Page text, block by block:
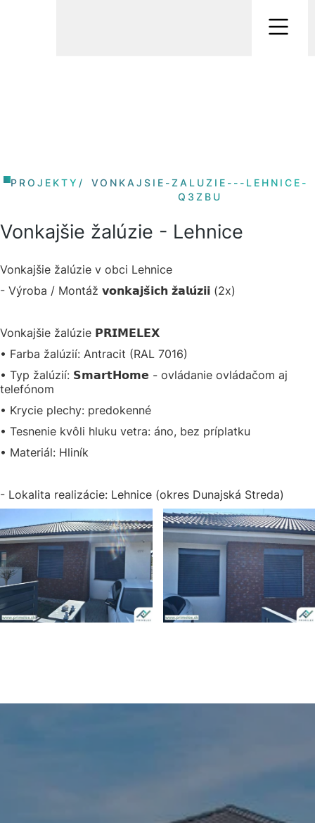
PROJEKTY /
VONKAJSIE-ZALUZIE---LEHNICE-
Q3ZBU
Vonkajšie žalúzie - Lehnice
Vonkajšie žalúzie v obci Lehnice
- Výroba / Montáž 𝘃𝗼𝗻𝗸𝗮𝗷𝘀̌𝗶𝗰𝗵 𝘇̌𝗮𝗹𝘂́𝘇𝗶𝗶 (2x)
Vonkajšie žalúzie 𝗣𝗥𝗜𝗠𝗘𝗟𝗘𝗫
• Farba žalúzií: Antracit (RAL 7016)
• Typ žalúzií: 𝗦𝗺𝗮𝗿𝘁𝗛𝗼𝗺𝗲 - ovládanie ovládačom aj
telefónom
• Krycie plechy: predokenné
• Tesnenie kvôli hluku vetra: áno, bez príplatku
• Materiál: Hliník
- Lokalita realizácie: Lehnice (okres Dunajská Streda)